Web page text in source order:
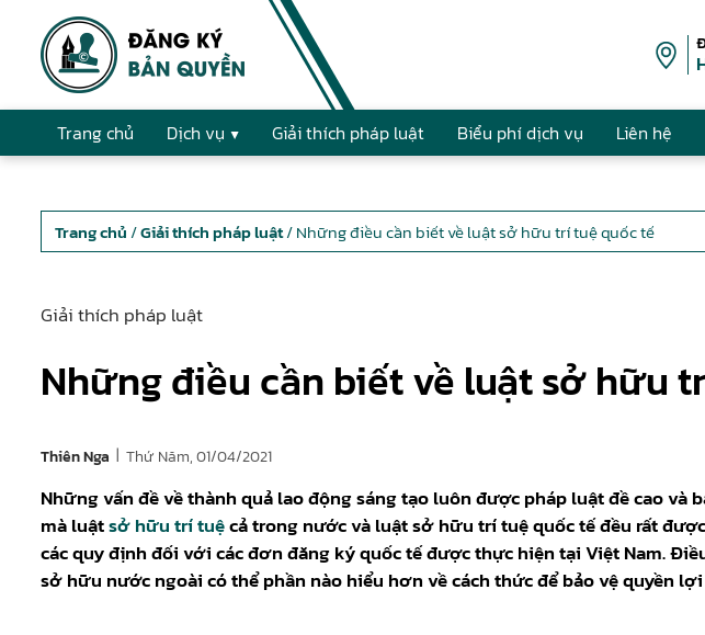
Trang chủ Dịch vụ Giải thích pháp luật Biểu phí dịch vụ Liên hệ
Trang chủ /Giải thích pháp luật/ Những điều cần biết về luật sở hữu trí tuệ quốc tế
Giải thích pháp luật
Những điều cần biết về luật sở hữu
Thiên Nga | Thứ Năm, 01/04/2021
Những vấn đề về thành quả lao động sáng tạo luôn được pháp luật đề cao và
mà luậtsở hữu trí tuệcả trong nước và luật sở hữu trí tuệ quốc tế đều rất
các quy định đối với các đơn đăng ký quốc tế được thực hiện tại Việt Nam.
sở hữu nước ngoài có thể phần nào hiểu hơn về cách thức để bảo vệ quyền